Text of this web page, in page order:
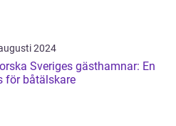
2024
Sveriges gästhamnar: En
för båtälskare